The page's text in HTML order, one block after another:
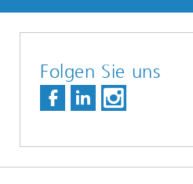
Folgen Sie uns